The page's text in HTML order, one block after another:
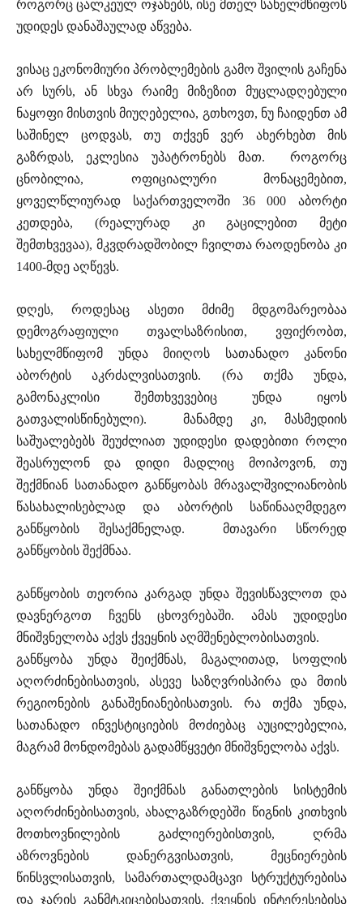
როგორც ცალკეულ ოჯახებს, ისე მთელ სახელმწიფოს
უდიდეს დანაშაულად აწვება.
ვისაც ეკონომიური პრობლემების გამო შვილის გაჩენა
არ სურს, ან სხვა რაიმე მიზეზით მუცლადღებული
ნაყოფი მისთვის მიუღებელია, გთხოვთ, ნუ ჩაიდენთ ამ
საშინელ ცოდვას, თუ თქვენ ვერ ახერხებთ მის
გაზრდას, ეკლესია უპატრონებს მათ. როგორც
ცნობილია, ოფიციალური მონაცემებით,
ყოველწლიურად საქართველოში 36 000 აბორტი
კეთდება, (რეალურად კი გაცილებით მეტი
შემთხვევაა), მკვდრადშობილ ჩვილთა რაოდენობა კი
1400-მდე აღწევს.
დღეს, როდესაც ასეთი მძიმე მდგომარეობაა
დემოგრაფიული თვალსაზრისით, ვფიქრობთ,
სახელმწიფომ უნდა მიიღოს სათანადო კანონი
აბორტის აკრძალვისათვის. (რა თქმა უნდა,
გამონაკლისი შემთხვევებიც უნდა იყოს
გათვალისწინებული). მანამდე კი, მასმედიის
საშუალებებს შეუძლიათ უდიდესი დადებითი როლი
შეასრულონ და დიდი მადლიც მოიპოვონ, თუ
შექმნიან სათანადო განწყობას მრავალშვილიანობის
წასახალისებლად და აბორტის საწინააღმდეგო
განწყობის შესაქმნელად. მთავარი სწორედ
განწყობის შექმნაა.
განწყობის თეორია კარგად უნდა შევისწავლოთ და
დავნერგოთ ჩვენს ცხოვრებაში. ამას უდიდესი
მნიშვნელობა აქვს ქვეყნის აღმშენებლობისათვის.
განწყობა უნდა შეიქმნას, მაგალითად, სოფლის
აღორძინებისათვის, ასევე საზღვრისპირა და მთის
რეგიონების განაშენიანებისათვის. რა თქმა უნდა,
სათანადო ინვესტიციების მოძიებაც აუცილებელია,
მაგრამ მონდომებას გადამწყვეტი მნიშვნელობა აქვს.
განწყობა უნდა შეიქმნას განათლების სისტემის
აღორძინებისათვის, ახალგაზრდებში წიგნის კითხვის
მოთხოვნილების გაძლიერებისთვის, ღრმა
აზროვნების დანერგვისათვის, მეცნიერების
წინსვლისათვის, სამართალდამცავი სტრუქტურებისა
და ჯარის განმტკიცებისათვის, ქვეყნის ინტერესებისა